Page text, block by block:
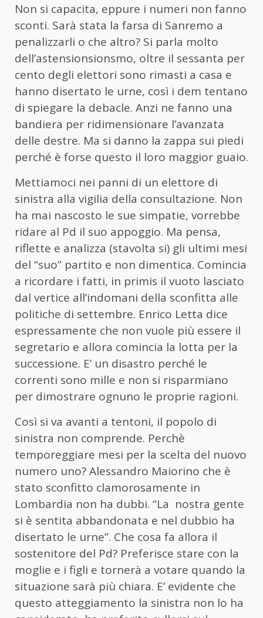
Non si capacita, eppure i numeri non fanno
sconti. Sarà stata la farsa di Sanremo a
penalizzarli o che altro? Si parla molto
dell’astensionsionsmo, oltre il sessanta per
cento degli elettori sono rimasti a casa e
hanno disertato le urne, così i dem tentano
di spiegare la debacle. Anzi ne fanno una
bandiera per ridimensionare l’avanzata
delle destre. Ma si danno la zappa sui piedi
perché è forse questo il loro maggior guaio.
Mettiamoci nei panni di un elettore di
sinistra alla vigilia della consultazione. Non
ha mai nascosto le sue simpatie, vorrebbe
ridare al Pd il suo appoggio. Ma pensa,
riflette e analizza (stavolta si) gli ultimi mesi
del “suo” partito e non dimentica. Comincia
a ricordare i fatti, in primis il vuoto lasciato
dal vertice all’indomani della sconfitta alle
politiche di settembre. Enrico Letta dice
espressamente che non vuole più essere il
segretario e allora comincia la lotta per la
successione. E’ un disastro perché le
correnti sono mille e non si risparmiano
per dimostrare ognuno le proprie ragioni.
Così si va avanti a tentoni, il popolo di
sinistra non comprende. Perchè
temporeggiare mesi per la scelta del nuovo
numero uno? Alessandro Maiorino che è
stato sconfitto clamorosamente in
Lombardia non ha dubbi. “La nostra gente
si è sentita abbandonata e nel dubbio ha
disertato le urne”. Che cosa fa allora il
sostenitore del Pd? Preferisce stare con la
moglie e i figli e tornerà a votare quando la
situazione sarà più chiara. E’ evidente che
questo atteggiamento la sinistra non lo ha